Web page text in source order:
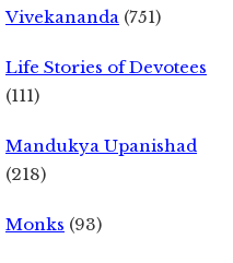
Vivekananda (751)
Life Stories of Devotees
(111)
Mandukya Upanishad
(218)
Monks (93)